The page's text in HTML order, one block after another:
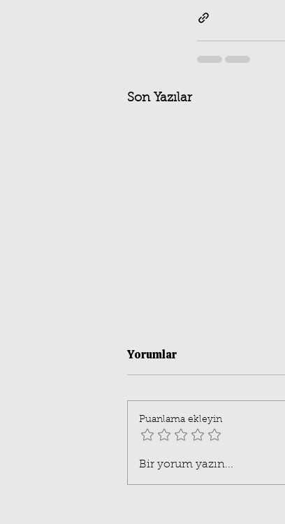
Son Yazılar
Kahramansız Bir Direniş,
Cherán’da Hayatta
Yorumlar
Puanlama ekleyin
Bir yorum yazın...